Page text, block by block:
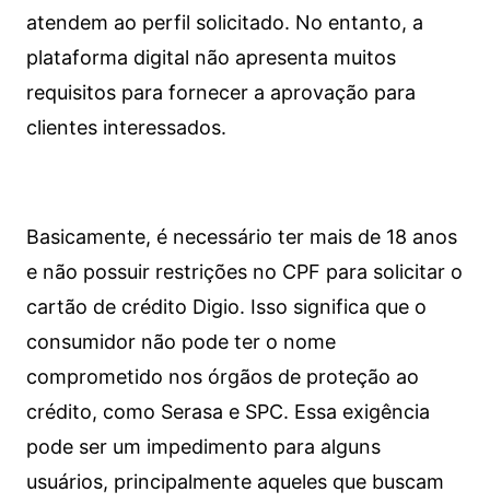
atendem ao perfil solicitado. No entanto, a
plataforma digital não apresenta muitos
requisitos para fornecer a aprovação para
clientes interessados.
Basicamente, é necessário ter mais de 18 anos
e não possuir restrições no CPF para solicitar o
cartão de crédito Digio. Isso significa que o
consumidor não pode ter o nome
comprometido nos órgãos de proteção ao
crédito, como Serasa e SPC. Essa exigência
pode ser um impedimento para alguns
usuários, principalmente aqueles que buscam